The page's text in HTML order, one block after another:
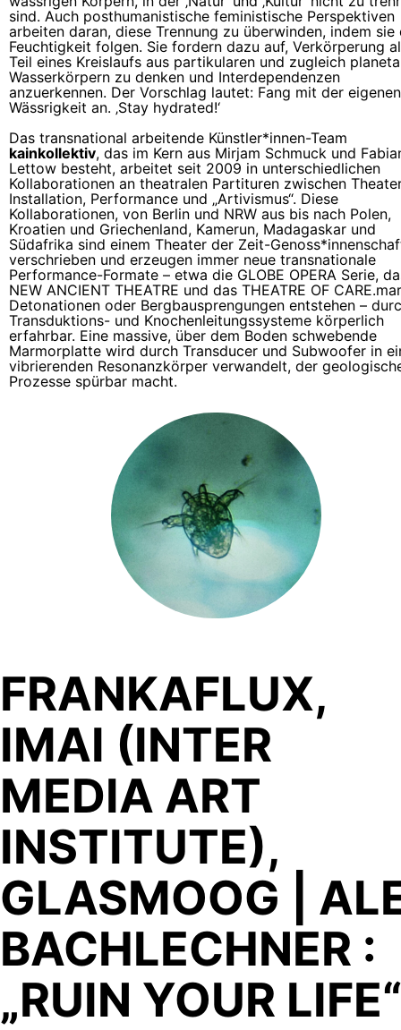
sind. Auch posthumanistische feministische Perspektiven
arbeiten daran, diese Trennung zu überwinden, indem sie
Feuchtigkeit folgen. Sie fordern dazu auf, Verkörperung
Teil eines Kreislaufs aus partikularen und zugleich
Wasserkörpern zu denken und Interdependenzen
anzuerkennen. Der Vorschlag lautet: Fang mit der eigenen
Wässrigkeit an. ‚Stay hydrated!‘
Das transnational arbeitende Künstler*innen-Team
kainkollektiv, das im Kern aus Mirjam Schmuck und
Lettow besteht, arbeitet seit 2009 in unterschiedlichen
Kollaborationen an theatralen Partituren zwischen
Installation, Performance und „Artivismus“. Diese
Kollaborationen, von Berlin und NRW aus bis nach Polen,
Kroatien und Griechenland, Kamerun, Madagaskar und
Südafrika sind einem Theater der Zeit-
verschrieben und erzeugen immer neue transnationale
Performance-Formate – etwa die GLOBE OPERA Serie,
NEW ANCIENT THEATRE und das THEATRE OF
Detonationen oder Bergbausprengungen entstehen –
Transduktions- und Knochenleitungssysteme körperlich
erfahrbar. Eine massive, über dem Boden schwebende
Marmorplatte wird durch Transducer und Subwoofer in
vibrierenden Resonanzkörper verwandelt, der
Prozesse spürbar macht.
FRANKAFLUX,
IMAI (INTER
MEDIA ART
INSTITUTE),
GLASMOOG |
BACHLECHNER :
„RUIN YOUR LIFE“